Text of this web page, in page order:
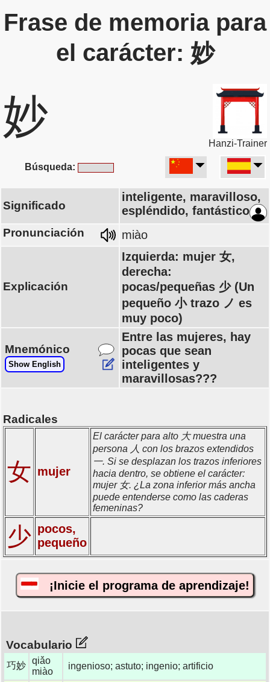
Frase de memoria para
el carácter: 妙
妙
Hanzi-Trainer
Búsqueda:
Significado
inteligente, maravilloso,
espléndido, fantástico
Pronunciación miào
Explicación
Izquierda: mujer 女,
derecha:
pocas/pequeñas 少 (Un
pequeño 小 trazo ノ es
muy poco)
Mnemónico
Show English
Entre las mujeres, hay
pocas que sean
inteligentes y
maravillosas???
Radicales
女 mujer
El carácter para alto 大 muestra una
persona 人 con los brazos extendidos
一. Si se desplazan los trazos inferiores
hacia dentro, se obtiene el carácter:
mujer 女. ¿La zona inferior más ancha
puede entenderse como las caderas
femeninas?
少 pocos,
pequeño
¡Inicie el programa de aprendizaje!
Vocabulario
巧妙 qiǎo
miào
ingenioso; astuto; ingenio; artificio